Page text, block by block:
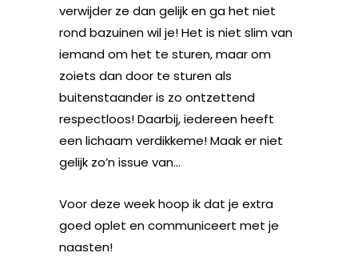
verwijder ze dan gelijk en ga het niet
rond bazuinen wil je! Het is niet slim van
iemand om het te sturen, maar om
zoiets dan door te sturen als
buitenstaander is zo ontzettend
respectloos! Daarbij, iedereen heeft
een lichaam verdikkeme! Maak er niet
gelijk zo’n issue van…
Voor deze week hoop ik dat je extra
goed oplet en communiceert met je
naasten!